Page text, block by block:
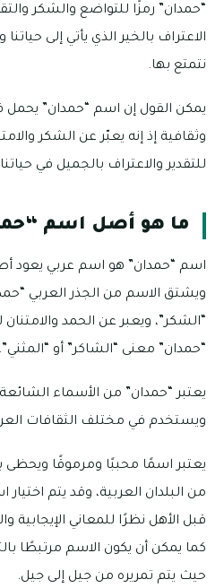
“حمدان” رمزًا للتواضع والشكر
الاعتراف بالخير الذي يأتي إلى
نتمتع بها.
يمكن القول إن اسم “حمدان” يحمل
وثقافية إذ إنه يعبّر عن الشكر
للتقدير والاعتراف بالجميل في
ما هو أصل اسم
اسم “حمدان” هو اسم عربي يعود
ويشتق الاسم من الجذر العربي
“الشكر”، ويعبر عن الحمد
“حمدان” معنى “الشاكر” أو “المثني”.
يعتبر “حمدان” من الأسماء
ويستخدم في مختلف الثقافات
يعتبر اسمًا محببًا ومرموقًا ويحظى
من البلدان العربية، وقد يتم
قبل الأهل نظرًا للمعاني الإيجابية
كما يمكن أن يكون الاسم مرتبطًا
حيث يتم تمريره من جيل إلى جيل.